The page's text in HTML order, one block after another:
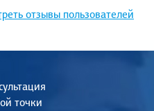
отзывы пользователей
точки